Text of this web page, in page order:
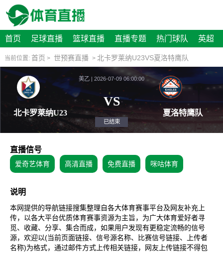
首页 足球直播 篮球直播 直播专题 热门球队 英超
当前位置: 首页 > 世预赛直播 > 北卡罗莱纳U23VS夏洛特鹰队
美乙 | 2026-07-09 06:00:00
VS
直播信号
爱奇艺体育 高清直播 免费直播 咪咕体育
说明
本网提供的导航链接搜集整理自各大体育赛事平台及网友补充上
传，以各大平台优质体育赛事资源为主旨，为广大体育爱好者寻
觅、收藏、分享、集合而成，如果用户发现有更稳定流畅的信号
源，欢迎以(当前页面链接、信号源名称、比赛信号链接、上传者
名称)为格式，通过邮件方式上传相关链接，网友上传链接不得包